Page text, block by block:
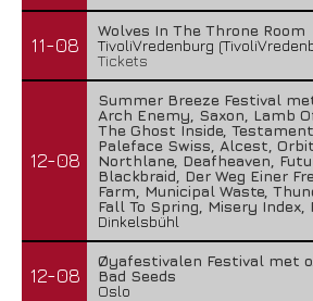
11-08
Wolves In The Throne Room
TivoliVredenburg
Tickets
12-08
Summer Breeze Festival
Arch Enemy, Saxon, Lamb
The Ghost Inside,
Paleface Swiss, Alcest,
Northlane, Deafheaven,
Blackbraid, Der Weg Einer
Farm, Municipal Waste,
Fall To Spring, Misery Index,
Dinkelsbühl
12-08
Øyafestivalen Festival met
Bad Seeds
Oslo